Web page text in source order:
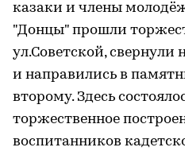
казаки и члены
"Донцы" прошли
ул.Советской,
и направились в
второму. Здесь
торжественное
воспитанников